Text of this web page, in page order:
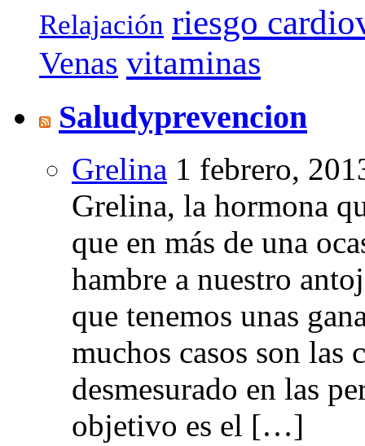
Relajación riesgo
Venas vitaminas
Saludyprevencion
Grelina 1 febrero,
Grelina, la hormona
que en más de una
hambre a nuestro
que tenemos unas
muchos casos son las
desmesurado en las
objetivo es el […]